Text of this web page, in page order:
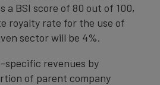
a BSI score of 80 out of 100,
royalty rate for the use of
sector will be 4%.
specific revenues by
of parent company